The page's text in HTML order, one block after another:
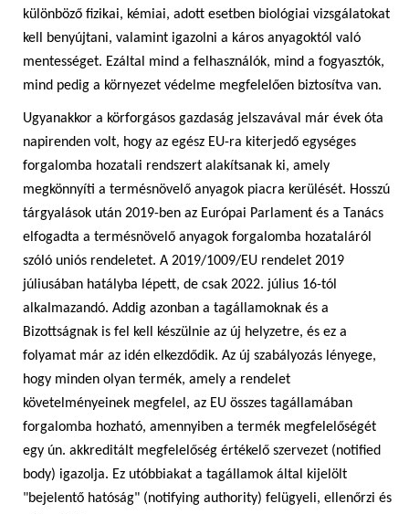
különböző fizikai, kémiai, adott esetben biológiai vizsgálatokat
kell benyújtani, valamint igazolni a káros anyagoktól való
mentességet. Ezáltal mind a felhasználók, mind a fogyasztók,
mind pedig a környezet védelme megfelelően biztosítva van.
Ugyanakkor a körforgásos gazdaság jelszavával már évek óta
napirenden volt, hogy az egész EU-ra kiterjedő egységes
forgalomba hozatali rendszert alakítsanak ki, amely
megkönnyíti a termésnövelő anyagok piacra kerülését. Hosszú
tárgyalások után 2019-ben az Európai Parlament és a Tanács
elfogadta a termésnövelő anyagok forgalomba hozataláról
szóló uniós rendeletet. A 2019/1009/EU rendelet 2019
júliusában hatályba lépett, de csak 2022. július 16-tól
alkalmazandó. Addig azonban a tagállamoknak és a
Bizottságnak is fel kell készülnie az új helyzetre, és ez a
folyamat már az idén elkezdődik. Az új szabályozás lényege,
hogy minden olyan termék, amely a rendelet
követelményeinek megfelel, az EU összes tagállamában
forgalomba hozható, amennyiben a termék megfelelőségét
egy ún. akkreditált megfelelőség értékelő szervezet (notified
body) igazolja. Ez utóbbiakat a tagállamok által kijelölt
"bejelentő hatóság" (notifying authority) felügyeli, ellenőrzi és